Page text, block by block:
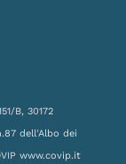
B, 30172
dell'Albo dei
www.covip.it